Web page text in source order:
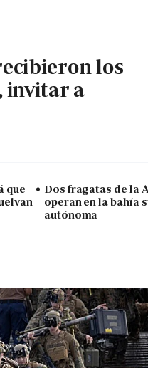
los
invitar a
que
Dos fragatas de la
operan en la bahía
autónoma